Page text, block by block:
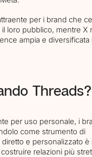
per i brand che
loro pubblico, mentre X
ampia e diversificata
Threads?
per uso personale, i
come strumento di
e personalizzato è
relazioni più